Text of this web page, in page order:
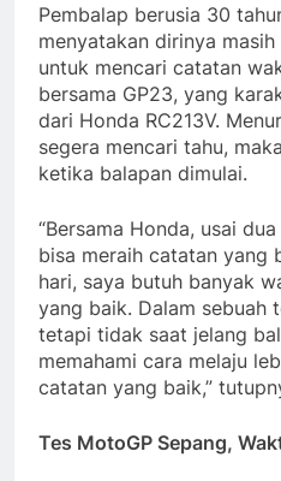
Pembalap berusia 30
menyatakan dirinya
untuk mencari catatan
bersama GP23, yang
dari Honda RC213V.
segera mencari tahu,
ketika balapan dimulai.
“Bersama Honda, usai
bisa meraih catatan yang
hari, saya butuh banyak
yang baik. Dalam sebuah
tetapi tidak saat jelang
memahami cara melaju
catatan yang baik,”
Tes MotoGP Sepang,